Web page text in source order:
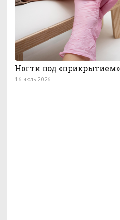
Ногти под «прикрытием»
16 июль 2026